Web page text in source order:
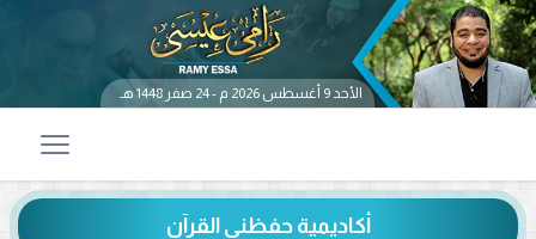
الأحد 9 أغسطس 2026 م - 24 صفر 1448 هـ
أكاديمية حفظني القرآن